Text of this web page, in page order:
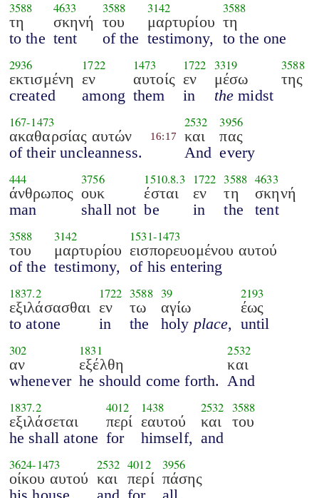
3588
τη
to the
4633
σκηνή
tent
3588
του
of the
3142
μαρτυρίου
testimony,
3588
τη
to the one
2936
εκτισμένη
created
1722
εν
among
1473
αυτοίς
them
1722
εν
in
3319
μέσω
the midst
3588
της
167-1473
ακαθαρσίας αυτών
of their uncleanness.
16:17
2532
και
And
3956
πας
every
444
άνθρωπος
man
3756
ουκ
shall not
1510.8.3
έσται
be
1722
εν
in
3588
τη
the
4633
σκηνή
tent
3588
του
of the
3142
μαρτυρίου
testimony,
1531-1473
εισπορευομένου αυτού
of his entering
1837.2
εξιλάσασθαι
to atone
1722
εν
in
3588
τω
the
39
αγίω
holy place,
2193
έως
until
302
αν
whenever
1831
εξέλθη
he should come forth.
2532
και
And
1837.2
εξιλάσεται
he shall atone
4012
περί
for
1438
εαυτού
himself,
2532
και
and
3588
του
3624-1473
οίκου αυτού
2532
και
4012
περί
3956
πάσης